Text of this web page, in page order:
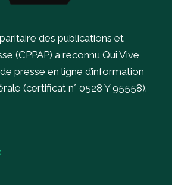
des publications et
(CPPAP) a reconnu Qui Vive
presse en ligne d’information
(certificat n° 0528 Y 95558).